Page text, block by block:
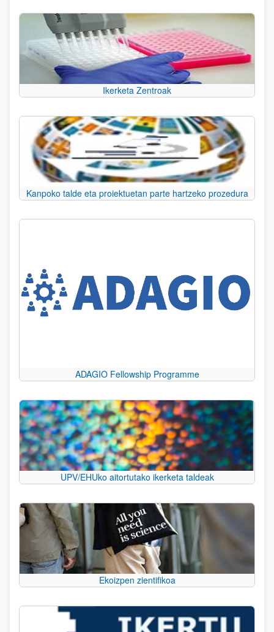
Ikerketa Zentroak
Kanpoko talde eta proiektuetan parte hartzeko prozedura
ADAGIO Fellowship Programme
UPV/EHUko aitortutako ikerketa taldeak
Ekoizpen zientifikoa